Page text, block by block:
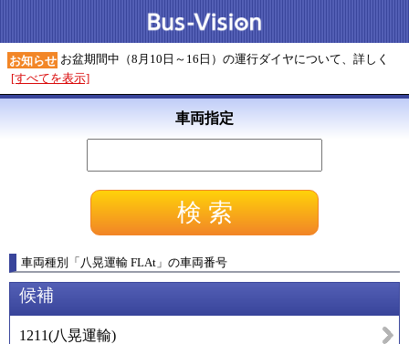
お知らせ お盆期間中（8月10日～16日）の運行ダイヤについて、詳しく
[すべてを表示]
車両指定
車両種別 「 八晃運輸 FLAt 」 の車両番号
候補
1211(八晃運輸)